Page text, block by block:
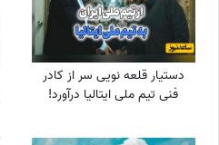
دستیار قلعه نویی سر از کادر
فنی تیم ملی ایتالیا درآورد!